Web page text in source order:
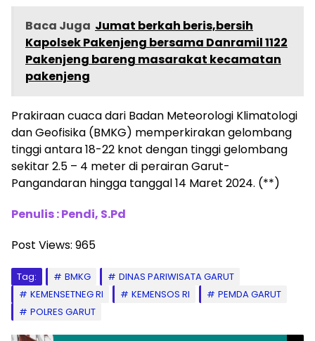
Baca Juga Jumat berkah beris,bersih
Kapolsek Pakenjeng bersama Danramil 1122
Pakenjeng bareng masarakat kecamatan
pakenjeng
Prakiraan cuaca dari Badan Meteorologi Klimatologi
dan Geofisika (BMKG) memperkirakan gelombang
tinggi antara 18-22 knot dengan tinggi gelombang
sekitar 2.5 – 4 meter di perairan Garut-
Pangandaran hingga tanggal 14 Maret 2024. (**)
Penulis : Pendi, S.Pd
Post Views: 965
Tag: BMKG
DINAS PARIWISATA GARUT
KEMENSETNEG RI
KEMENSOS RI
PEMDA GARUT
POLRES GARUT